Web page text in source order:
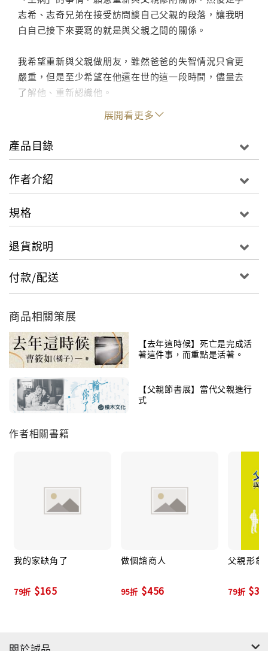
志希、志奇兄弟在接受訪問談自己父親的段落，讓我明
白自己接下來要寫的就是與父親之間的關係。
我希望重新與父親做朋友，雖然爸爸的失智情況只會更
嚴重，但是至少希望在他還在世的這一段時間，儘量去
了解他、重新認識他。
許多人在父母檢查出是失智症前，都會因為他們的反覆
行為而不耐煩。如果父母有以下警訊（美國失智症協會
提出），請先不要發脾氣，帶他們去檢查，或許能減緩
1.記憶力減退影響到生活
3.無法勝任原本熟悉的事物
5.有困難理解視覺影像和空間之關係
6.言語表達或書寫出現困難
7.東西擺放錯亂且失去回頭尋找的能力
8.判斷力變差或減弱
9.從職場或社交活動中退出
10.情緒和個性的改變
展開看更多
產品目錄
作者介紹
規格
退貨說明
付款/配送
商品相關策展
【去年這時候】死亡是完成活
著這件事，而重點是活著。
【父親節書展】當代父親進行
式
作者相關書籍
我的家缺角了
79折 $165
做個諮商人
95折 $456
父親形象
79折